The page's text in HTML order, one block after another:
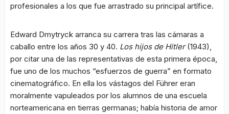
profesionales a los que fue arrastrado su principal artífice.
Edward Dmytryck arranca su carrera tras las cámaras a
caballo entre los años 30 y 40. Los hijos de Hitler(1943),
por citar una de las representativas de esta primera época,
fue uno de los muchos “esfuerzos de guerra” en formato
cinematográfico. En ella los vástagos del Führer eran
moralmente vapuleados por los alumnos de una escuela
norteamericana en tierras germanas; había historia de amor